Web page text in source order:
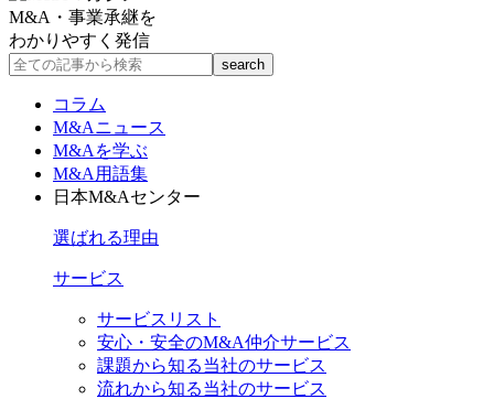
M&A・事業承継を
わかりやすく発信
コラム
M&Aニュース
M&Aを学ぶ
M&A用語集
日本M&Aセンター
選ばれる理由
サービス
サービスリスト
安心・安全のM&A仲介サービス
課題から知る当社のサービス
流れから知る当社のサービス